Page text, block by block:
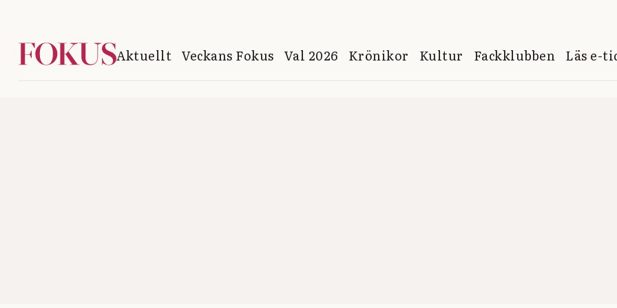
Aktuellt Veckans Fokus Val 2026 Krönikor Kultur Fackklubben Läs e-